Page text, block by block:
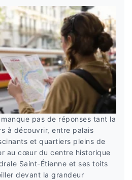
pas de réponses tant la
à découvrir, entre palais
et quartiers pleins de
au cœur du centre historique
Saint-Étienne et ses toits
devant la grandeur